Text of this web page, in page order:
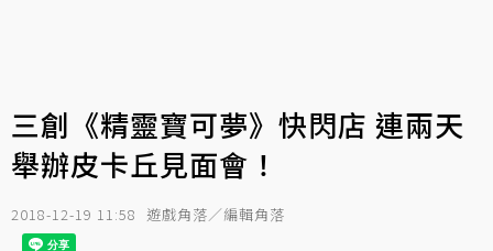
三創《精靈寶可夢》快閃店 連兩天
舉辦皮卡丘見面會！
2018-12-19 11:58 遊戲角落／編輯角落